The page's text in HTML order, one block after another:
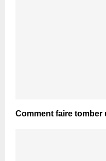
Comment faire tomber